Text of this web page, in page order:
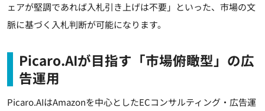
ェアが堅調であれば入札引き上げは不要」といった、市場の文
脈に基づく入札判断が可能になります。
Picaro.AIが目指す「市場俯瞰型」の広
告運用
Picaro.AIはAmazonを中心としたECコンサルティング・広告運